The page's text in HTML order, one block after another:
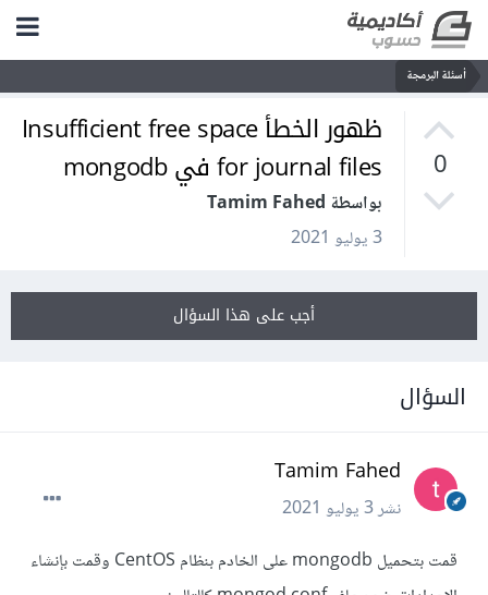
أسئلة البرمجة
0
ظهور الخطأ Insufficient free space
for journal files في mongodb
بواسطة Tamim Fahed
3 يوليو 2021
أجب على هذا السؤال
السؤال
Tamim Fahed
نشر3 يوليو 2021
قمت بتحميل mongodb على الخادم بنظام CentOS وقمت بإنشاء